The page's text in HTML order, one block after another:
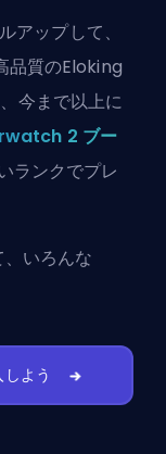
ップして、
品質のEloking
今まで以上に
2 ブー
ランクでプレ
、いろんな
よう